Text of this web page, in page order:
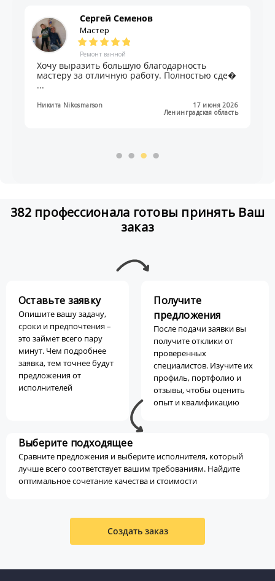
Сергей Семенов
Мастер
Ремонт ванной
Хочу выразить большую благодарность
мастеру за отличную работу. Полностью сде�
...
Никита Nikosmarson
17 июня 2026
Ленинградская область
382 профессионала готовы принять Ваш
заказ
Оставьте заявку
Опишите вашу задачу,
сроки и предпочтения –
это займет всего пару
минут. Чем подробнее
заявка, тем точнее будут
предложения от
исполнителей
Получите
предложения
После подачи заявки вы
получите отклики от
проверенных
специалистов. Изучите их
профиль, портфолио и
отзывы, чтобы оценить
опыт и квалификацию
Выберите подходящее
Сравните предложения и выберите исполнителя, который
лучше всего соответствует вашим требованиям. Найдите
оптимальное сочетание качества и стоимости
Создать заказ